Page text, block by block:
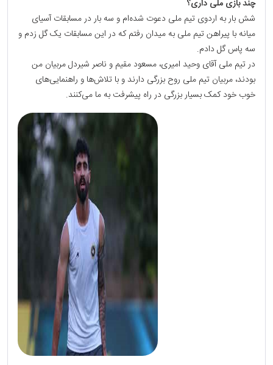
چند بازی ملی داری؟
شش بار به اردوی تیم ملی دعوت شده‌ام و سه بار در مسابقات آسیای
میانه با پیراهن تیم ملی به میدان رفتم که در این مسابقات یک گل زدم و
سه پاس گل دادم.
در تیم ملی آقای وحید امیری، مسعود مقیم و ناصر شیردل مربیان من
بودند، مربیان تیم ملی روح بزرگی دارند و با تلاش‌ها و راهنمایی‌های
خوب خود کمک بسیار بزرگی در راه پیشرفت به ما می‌کنند.